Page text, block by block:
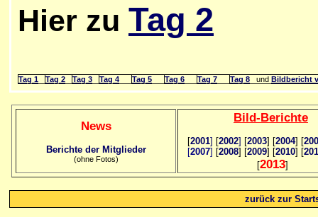
Hier zu Tag 2
Tag 1 Tag 2 Tag 3 Tag 4 Tag 5 Tag 6 Tag 7 Tag 8 und Bildbericht
News
Berichte der Mitglieder
(ohne Fotos)
Bild-Berichte
[2001] [2002] [2003] [2004] [
[2007] [2008] [2009] [2010] [
[2013]
zurück zur